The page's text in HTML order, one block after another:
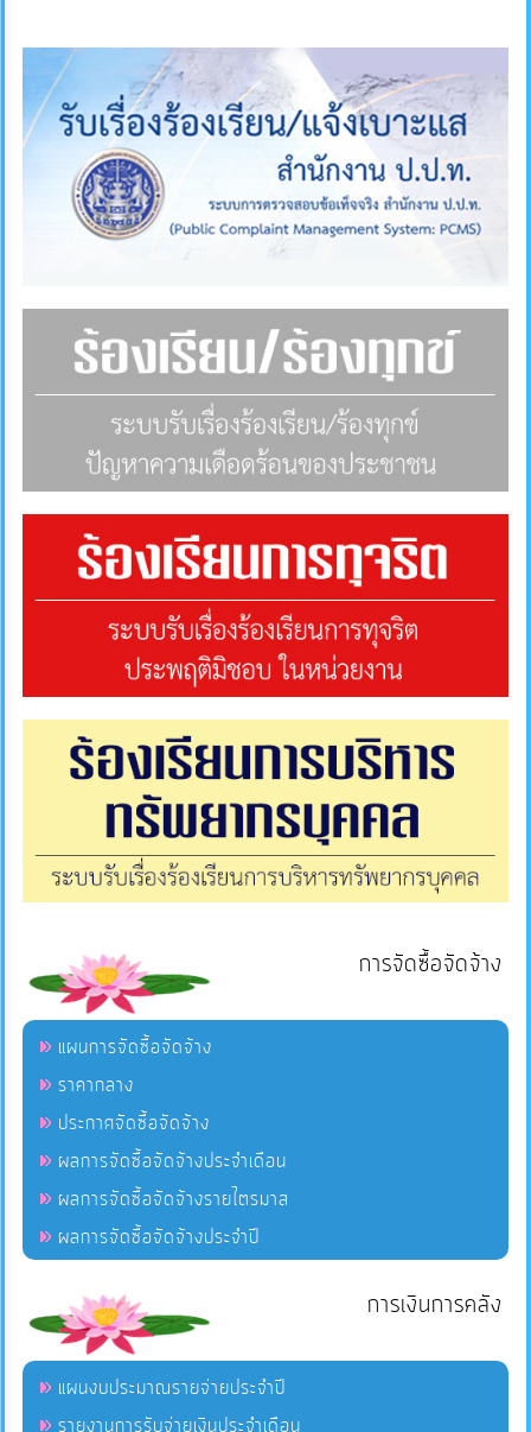
การ
ดำเนิน
ป้องกัน
มาตรการ
ภายใน
ทุจริต
Q&A
การ
ติดต่อ
การจัดซื้อจัดจ้าง
แผนการจัดซื้อจัดจ้าง
ราคากลาง
ประกาศจัดซื้อจัดจ้าง
ผลการจัดซื้อจัดจ้างประจำเดือน
ผลการจัดซื้อจัดจ้างรายไตรมาส
ผลการจัดซื้อจัดจ้างประจำปี
การเงินการคลัง
แผนงบประมาณรายจ่ายประจำปี
รายงานการรับจ่ายเงินประจำเดือน